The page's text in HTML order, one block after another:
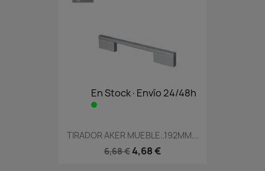
En Stock·Envío 24/48h
TIRADOR AKER MUEBLE..192MM...
6,68 € 4,68 €